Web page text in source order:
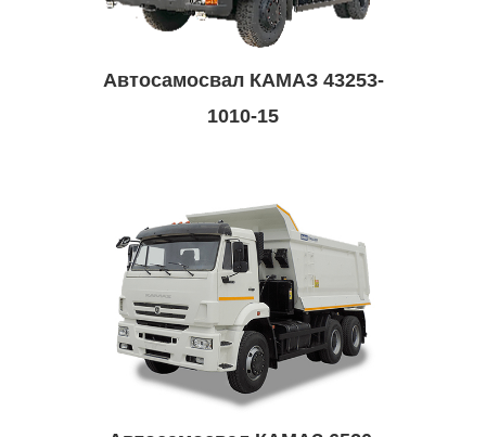
Автосамосвал КАМАЗ 43253-
1010-15